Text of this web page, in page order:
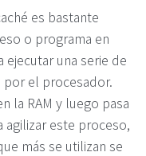
es bastante
o programa en
una serie de
por el procesador.
la RAM y luego pasa
agilizar este proceso,
más se utilizan se